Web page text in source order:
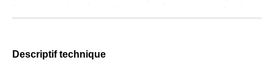
Descriptif technique